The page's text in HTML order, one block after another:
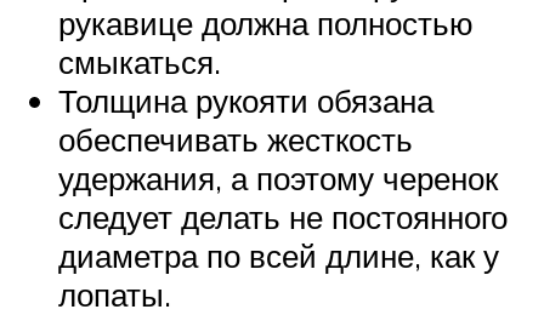
рукавице должна полностью
смыкаться.
Толщина рукояти обязана
обеспечивать жесткость
удержания, а поэтому черенок
следует делать не постоянного
диаметра по всей длине, как у
лопаты.